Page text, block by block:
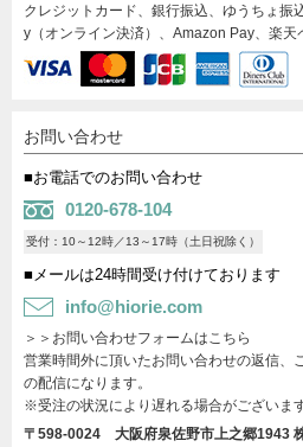
クレジットカード、銀行振込、ゆうちょ振
y（オンライン決済）、Amazon Pay、楽天
お問い合わせ
■お電話でのお問い合わせ
0120-678-104
受付：10～12時／13～17時（土日祝除く）
■メールは24時間受け付けております
info@hiorie.com
＞＞お問い合わせフォームはこちら
営業時間外に頂いたお問い合わせの返信、
の配信になります。
※受注の状況により遅れる場合がございます
〒598-0024 大阪府泉佐野市上之郷1943